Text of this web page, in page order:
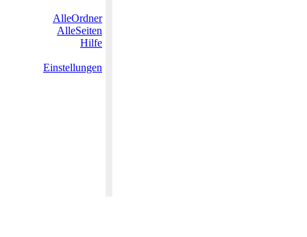
AlleOrdner
AlleSeiten
Hilfe
Einstellungen